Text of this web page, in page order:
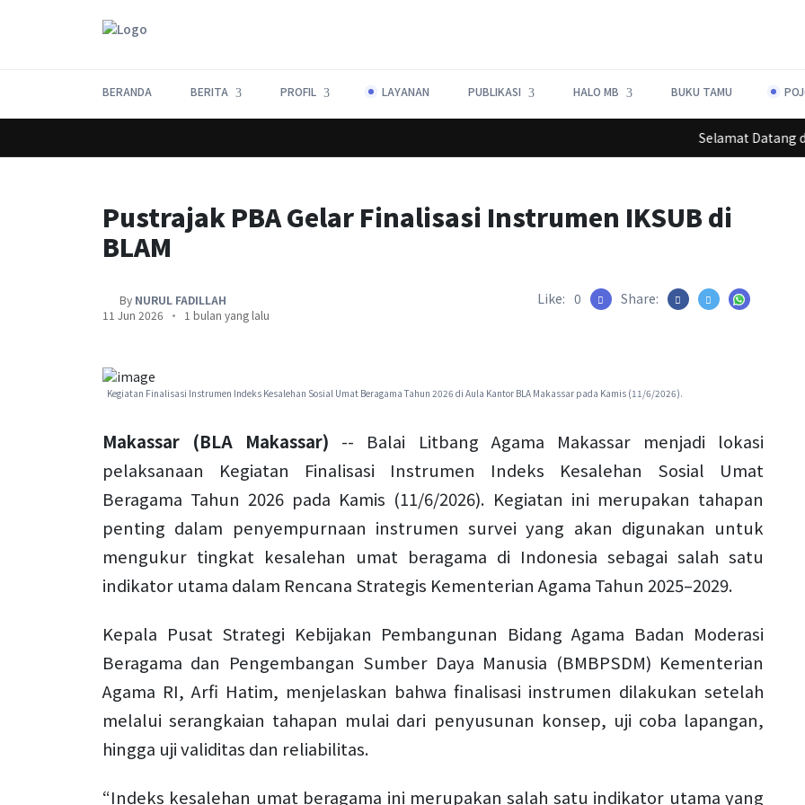
BERANDA BERITA PROFIL LAYANAN PUBLIKASI HALO MB BUKU TAMU
Selamat Datang di
Pustrajak PBA Gelar Finalisasi Instrumen IKSUB di
BLAM
By NURUL FADILLAH
11 Jun 2026
1 bulan yang lalu
Like: 0 Share:
Kegiatan Finalisasi Instrumen Indeks Kesalehan Sosial Umat Beragama Tahun 2026 di Aula Kantor BLA Makassar pada Kamis (11/6/2026).
Makassar (BLA Makassar) -- Balai Litbang Agama Makassar menjadi lokasi
pelaksanaan Kegiatan Finalisasi Instrumen Indeks Kesalehan Sosial Umat
Beragama Tahun 2026 pada Kamis (11/6/2026). Kegiatan ini merupakan tahapan
penting dalam penyempurnaan instrumen survei yang akan digunakan untuk
mengukur tingkat kesalehan umat beragama di Indonesia sebagai salah satu
indikator utama dalam Rencana Strategis Kementerian Agama Tahun 2025–2029.
Kepala Pusat Strategi Kebijakan Pembangunan Bidang Agama Badan Moderasi
Beragama dan Pengembangan Sumber Daya Manusia (BMBPSDM) Kementerian
Agama RI, Arfi Hatim, menjelaskan bahwa finalisasi instrumen dilakukan setelah
melalui serangkaian tahapan mulai dari penyusunan konsep, uji coba lapangan,
hingga uji validitas dan reliabilitas.
“Indeks kesalehan umat beragama ini merupakan salah satu indikator utama yang